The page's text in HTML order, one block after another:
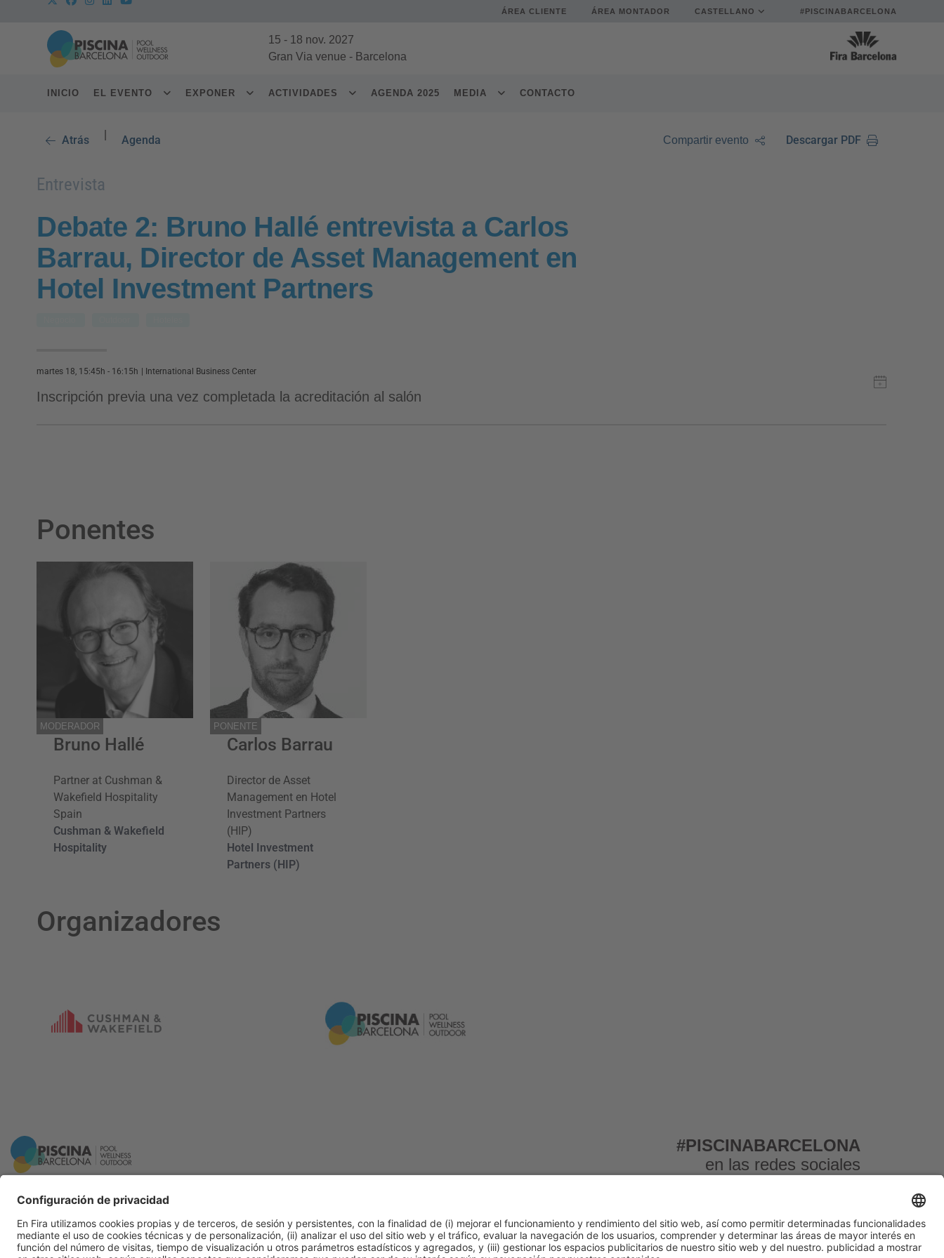
ÁREA CLIENTE ÁREA MONTADOR CASTELLANO #PISCINABARCELONA
15 - 18 nov. 2027
Gran Via venue - Barcelona
INICIO EL EVENTO EXPONER ACTIVIDADES AGENDA 2025 MEDIA CONTACTO
Atrás Agenda Compartir evento Descargar PDF
Entrevista
Debate 2: Bruno Hallé entrevista a Carlos
Barrau, Director de Asset Management en
Hotel Investment Partners
martes 18, 15:45h - 16:15h International Business Center
Inscripción previa una vez completada la acreditación al salón
Ponentes
MODERADOR
Bruno Hallé
Partner at Cushman &
Wakefield Hospitality
Spain
Cushman & Wakefield
Hospitality
PONENTE
Carlos Barrau
Director de Asset
Management en Hotel
Investment Partners
(HIP)
Hotel Investment
Partners (HIP)
Organizadores
Información general
Política de privacidad
Política de cookies
#PISCINABARCELONA
en las redes sociales